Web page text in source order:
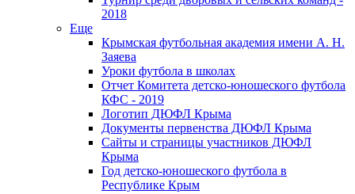
2018
Еще
Крымская футбольная академия имени А. Н.
Заяева
Уроки футбола в школах
Отчет Комитета детско-юношеского футбола
КФС - 2019
Логотип ДЮФЛ Крыма
Документы первенства ДЮФЛ Крыма
Сайты и страницы участников ДЮФЛ
Крыма
Год детско-юношеского футбола в
Республике Крым